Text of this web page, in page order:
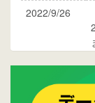
2022/9/26